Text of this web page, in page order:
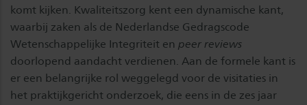
komt kijken. Kwaliteitszorg kent een dynamische kant,
waarbij zaken als de Nederlandse Gedragscode
Wetenschappelijke Integriteit en peer reviews
doorlopend aandacht verdienen. Aan de formele kant is
er een belangrijke rol weggelegd voor de visitaties in
het praktijkgericht onderzoek, die eens in de zes jaar